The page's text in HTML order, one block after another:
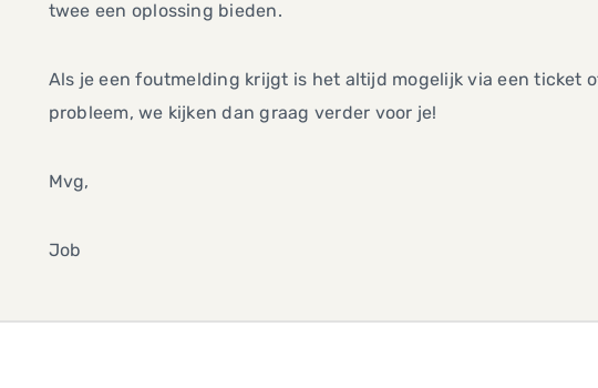
twee een oplossing bieden.
Als je een foutmelding krijgt is het altijd mogelijk via een ticket
probleem, we kijken dan graag verder voor je!
Mvg,
Job